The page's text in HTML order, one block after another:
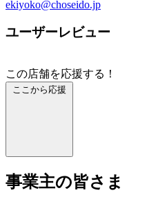
ekiyoko@choseido.jp
ユーザーレビュー
この店舗を応援する！
ここから応援
事業主の皆さま